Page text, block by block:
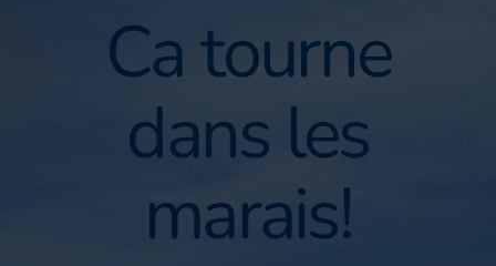
Ca tourne
dans les
marais!